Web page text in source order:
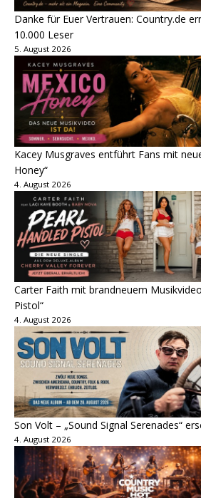
Danke für Euer Vertrauen: Country.de
10.000 Leser
5. August 2026
Kacey Musgraves entführt Fans mit
Honey“
4. August 2026
Carter Faith mit brandneuem
Pistol“
4. August 2026
Son Volt – „Sound Signal Serenades“
4. August 2026